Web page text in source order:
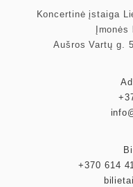
Koncertinė įstaiga
Aušros Vartų g.
+370 614